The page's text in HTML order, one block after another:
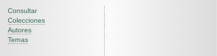
Consultar
Colecciones
Autores
Temas